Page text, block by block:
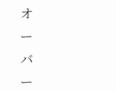
オ
ー
バ
ー